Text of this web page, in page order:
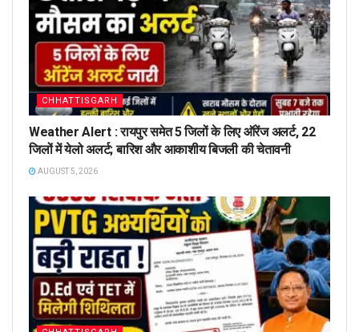
CHHATTISGARH
Weather Alert : रायपुर समेत 5 जिलों के लिए ऑरेंज अलर्ट, 22
जिलों में येलो अलर्ट; बारिश और आकाशीय बिजली की चेतावनी
AUGUST 5, 2026